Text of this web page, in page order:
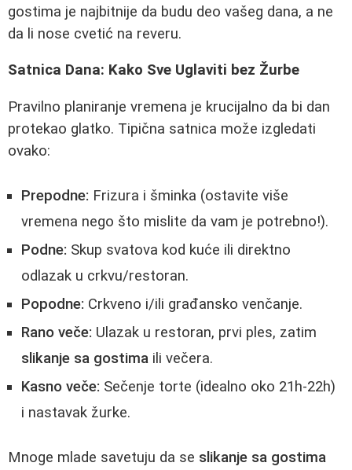
gostima je najbitnije da budu deo vašeg dana, a ne
da li nose cvetić na reveru.
Satnica Dana: Kako Sve Uglaviti bez Žurbe
Pravilno planiranje vremena je krucijalno da bi dan
protekao glatko. Tipična satnica može izgledati
ovako:
Prepodne: Frizura i šminka (ostavite više
vremena nego što mislite da vam je potrebno!).
Podne: Skup svatova kod kuće ili direktno
odlazak u crkvu/restoran.
Popodne: Crkveno i/ili građansko venčanje.
Rano veče: Ulazak u restoran, prvi ples, zatim
slikanje sa gostima ili večera.
Kasno veče: Sečenje torte (idealno oko 21h-22h)
i nastavak žurke.
Mnoge mlade savetuju da se slikanje sa gostima